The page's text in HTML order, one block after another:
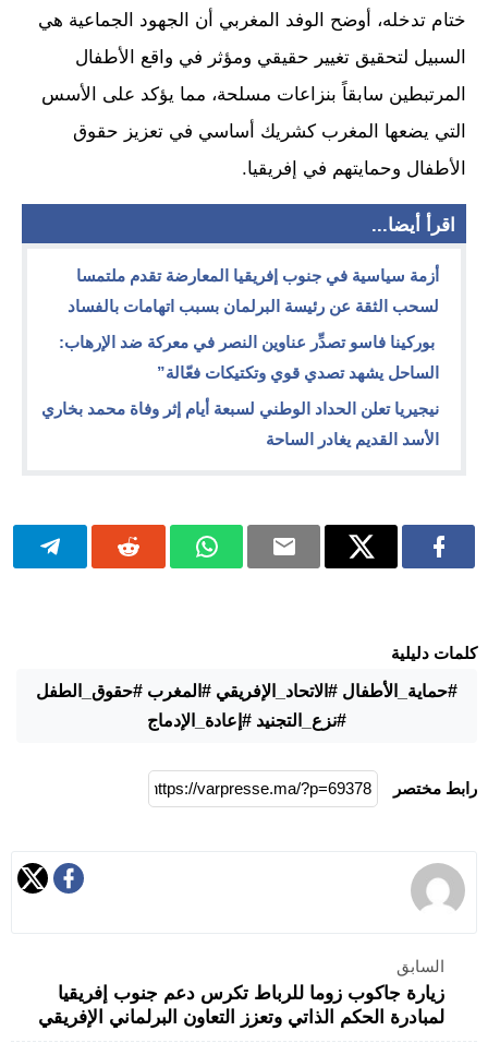
ختام تدخله، أوضح الوفد المغربي أن الجهود الجماعية هي
السبيل لتحقيق تغيير حقيقي ومؤثر في واقع الأطفال
المرتبطين سابقاً بنزاعات مسلحة، مما يؤكد على الأسس
التي يضعها المغرب كشريك أساسي في تعزيز حقوق
الأطفال وحمايتهم في إفريقيا.
اقرأ أيضا...
أزمة سياسية في جنوب إفريقيا المعارضة تقدم ملتمسا
لسحب الثقة عن رئيسة البرلمان بسبب اتهامات بالفساد
بوركينا فاسو تصدِّر عناوين النصر في معركة ضد الإرهاب:
الساحل يشهد تصدي قوي وتكتيكات فعّالة”
نيجيريا تعلن الحداد الوطني لسبعة أيام إثر وفاة محمد بخاري
الأسد القديم يغادر الساحة
كلمات دليلية
#حماية_الأطفال #الاتحاد_الإفريقي #المغرب #حقوق_الطفل
#نزع_التجنيد #إعادة_الإدماج
رابط مختصر
السابق
زيارة جاكوب زوما للرباط تكرس دعم جنوب إفريقيا
لمبادرة الحكم الذاتي وتعزز التعاون البرلماني الإفريقي